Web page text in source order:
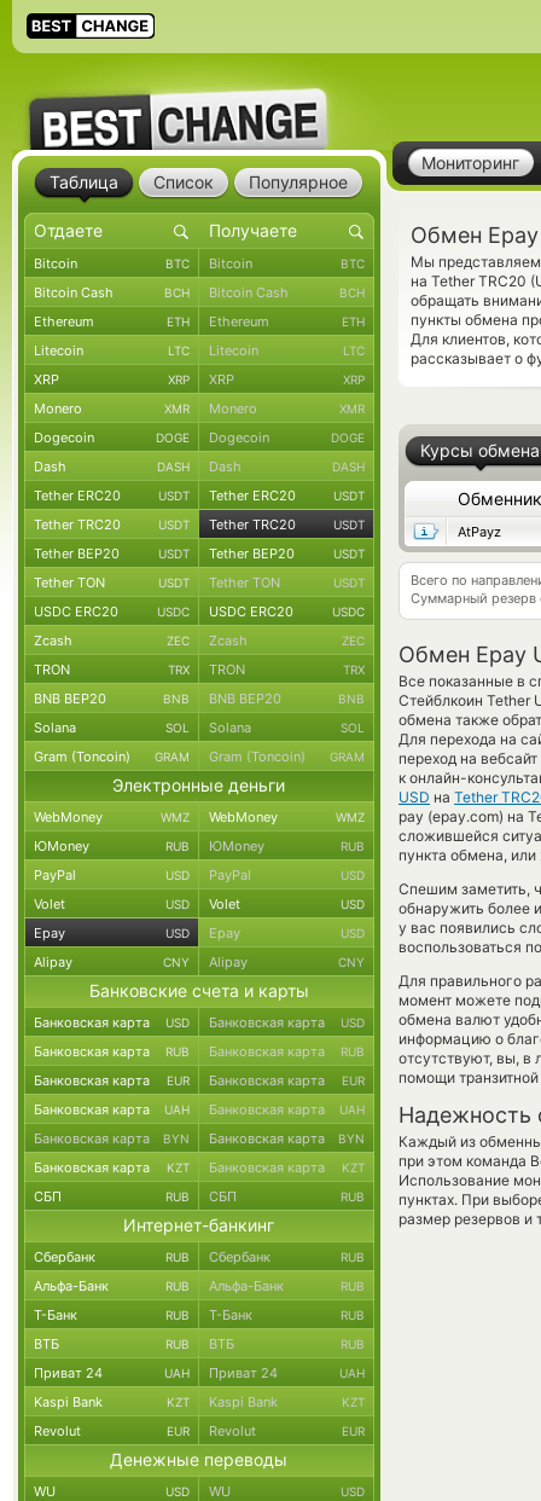
Мониторинг
Обмен Epay
Мы представляем
на Tether TRC20
обращать
пункты обмена
Для клиентов,
рассказывает о
Курсы обмена
Обменник
AtPayz
Всего по
Суммарный резерв
Обмен Epay
Все показанные в
Стейблкоин Tether
обмена также
Для перехода на
переход на
к онлайн-
USD на Tether
pay (epay.com) на
сложившейся
пункта обмена,
Спешим заметить,
обнаружить более
у вас появились
воспользоваться
Для правильного
момент можете
обмена валют
информацию о
отсутствуют, вы,
помощи
Надежность
Каждый из
при этом команда
Использование
пунктах. При
размер резервов и
Таблица Список Популярное
Bitcoin BTC Bitcoin BTC
Bitcoin Cash BCH Bitcoin Cash BCH
Ethereum ETH Ethereum ETH
Litecoin LTC Litecoin LTC
XRP XRP XRP XRP
Monero XMR Monero XMR
Dogecoin DOGE Dogecoin DOGE
Dash DASH Dash DASH
Tether ERC20 USDT Tether ERC20 USDT
Tether TRC20 USDT Tether TRC20 USDT
Tether BEP20 USDT Tether BEP20 USDT
Tether TON USDT Tether TON USDT
USDC ERC20 USDC USDC ERC20 USDC
Zcash ZEC Zcash ZEC
TRON TRX TRON TRX
BNB BEP20 BNB BNB BEP20 BNB
Solana SOL Solana SOL
Gram (Toncoin) GRAM Gram (Toncoin) GRAM
Электронные деньги
WebMoney WMZ WebMoney WMZ
ЮMoney RUB ЮMoney RUB
PayPal USD PayPal USD
Volet USD Volet USD
Epay USD Epay USD
Alipay CNY Alipay CNY
Банковские счета и карты
Банковская карта USD Банковская карта USD
Банковская карта RUB Банковская карта RUB
Банковская карта EUR Банковская карта EUR
Банковская карта UAH Банковская карта UAH
Банковская карта BYN Банковская карта BYN
Банковская карта KZT Банковская карта KZT
СБП RUB СБП RUB
Интернет-банкинг
Сбербанк RUB Сбербанк RUB
Альфа-Банк RUB Альфа-Банк RUB
Т-Банк RUB Т-Банк RUB
ВТБ RUB ВТБ RUB
Приват 24 UAH Приват 24 UAH
Kaspi Bank KZT Kaspi Bank KZT
Revolut EUR Revolut EUR
Денежные переводы
WU USD WU USD